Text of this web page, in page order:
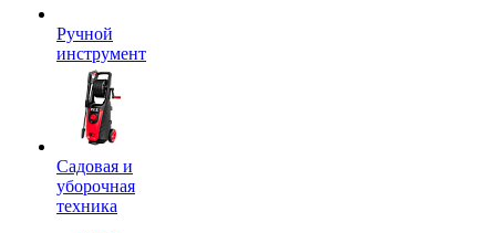
Ручной
инструмент
Садовая и
уборочная
техника